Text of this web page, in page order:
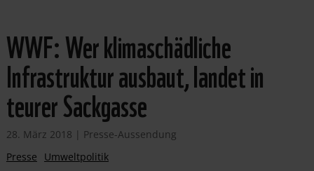
WWF: Wer klimaschädliche
Infrastruktur ausbaut, landet in
teurer Sackgasse
28. März 2018 | Presse-Aussendung
Presse
Umweltpolitik